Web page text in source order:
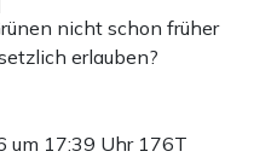
nicht schon früher
erlauben?
um 17:39 Uhr 176T